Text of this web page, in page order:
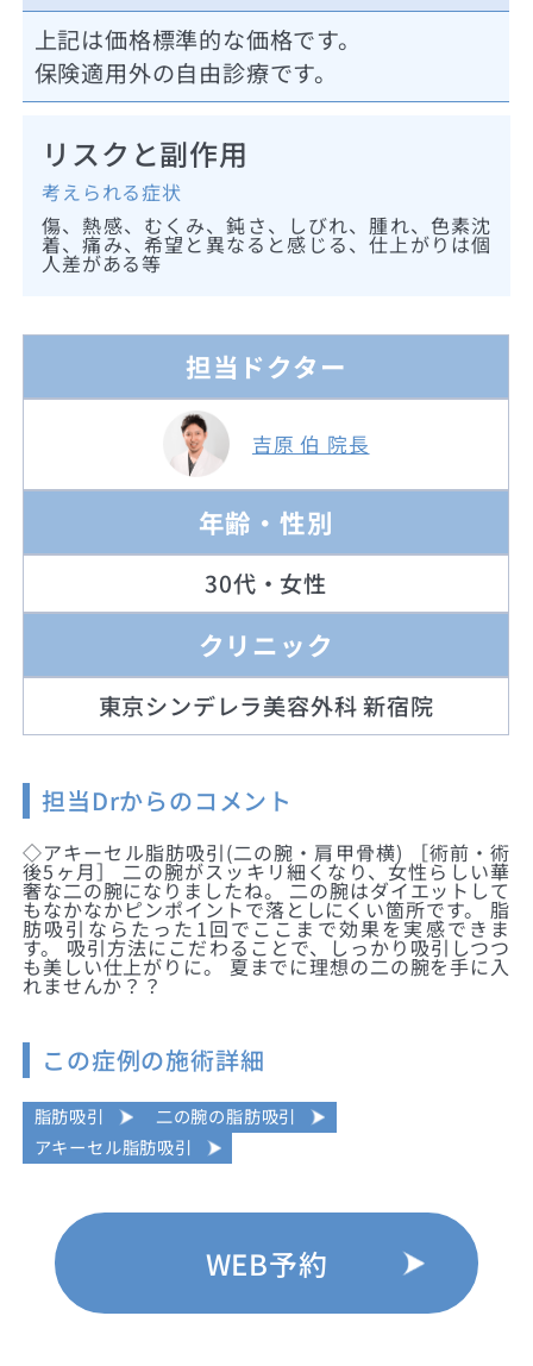
上記は価格標準的な価格です。
保険適用外の自由診療です。
リスクと副作用
考えられる症状
傷、熱感、むくみ、鈍さ、しびれ、腫れ、色素沈
着、痛み、希望と異なると感じる、仕上がりは個
人差がある等
担当ドクター
吉原 伯 院長
年齢・性別
30代・女性
クリニック
東京シンデレラ美容外科 新宿院
担当Drからのコメント
◇アキーセル脂肪吸引(二の腕・肩甲骨横) ［術前・術
後5ヶ月］ 二の腕がスッキリ細くなり、女性らしい華
奢な二の腕になりましたね。 二の腕はダイエットして
もなかなかピンポイントで落としにくい箇所です。 脂
肪吸引ならたった1回でここまで効果を実感できま
す。 吸引方法にこだわることで、しっかり吸引しつつ
も美しい仕上がりに。 夏までに理想の二の腕を手に入
れませんか？？
この症例の施術詳細
脂肪吸引
二の腕の脂肪吸引
アキーセル脂肪吸引
WEB予約